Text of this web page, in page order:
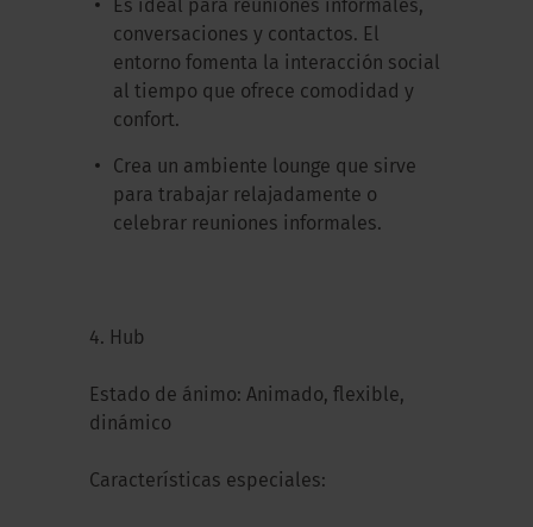
Es ideal para reuniones informales,
conversaciones y contactos. El
entorno fomenta la interacción social
al tiempo que ofrece comodidad y
confort.
Crea un ambiente lounge que sirve
para trabajar relajadamente o
celebrar reuniones informales.
4. Hub
Estado de ánimo: Animado, flexible,
dinámico
Características especiales: